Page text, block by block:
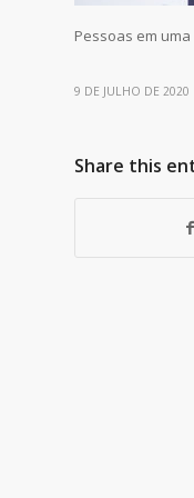
Pessoas em
9 DE JULHO DE 2020
Share this